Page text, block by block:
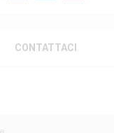
CONTATTACI